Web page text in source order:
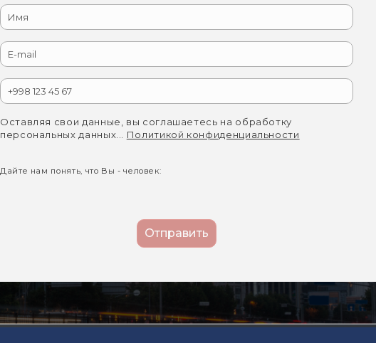
Оставляя свои данные, вы соглашаетесь на обработку
персональных данных... Политикой конфиденциальности
Дайте нам понять, что Вы - человек: